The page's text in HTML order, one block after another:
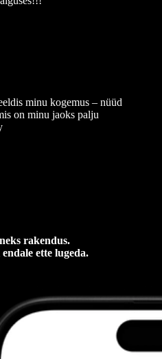
minu kogemus – nüüd
on minu jaoks palju
rakendus.
ette lugeda.